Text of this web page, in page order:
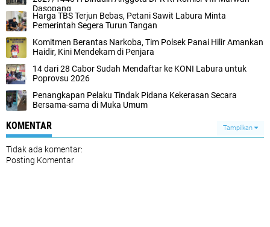
Dasopang
Harga TBS Terjun Bebas, Petani Sawit Labura Minta
Pemerintah Segera Turun Tangan
Komitmen Berantas Narkoba, Tim Polsek Panai Hilir Amankan
Haidir, Kini Mendekam di Penjara
14 dari 28 Cabor Sudah Mendaftar ke KONI Labura untuk
Poprovsu 2026
Penangkapan Pelaku Tindak Pidana Kekerasan Secara
Bersama-sama di Muka Umum‎
KOMENTAR Tampilkan
Tidak ada komentar:
Posting Komentar